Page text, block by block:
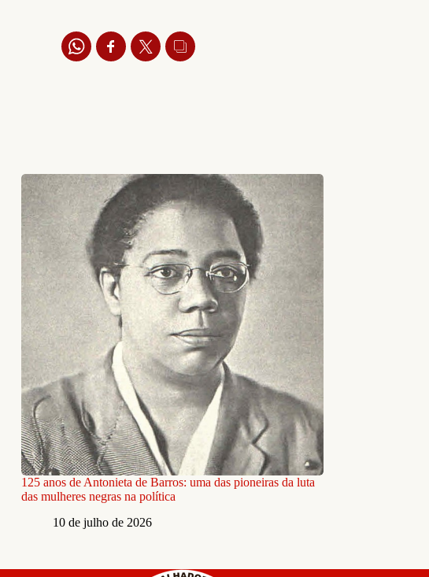
125 anos de Antonieta de Barros: uma das pioneiras da luta
das mulheres negras na política
10 de julho de 2026